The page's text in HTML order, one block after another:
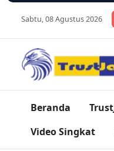
Sabtu, 08 Agustus 2026
Lele Kabupaten
Beranda
Video Singkat